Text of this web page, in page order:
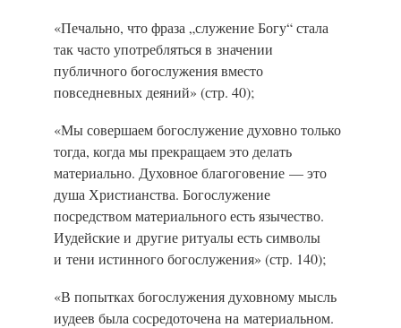
«Печально, что фраза „служение Богу“ стала
так часто употребляться в значении
публичного богослужения вместо
повседневных деяний» (стр. 40);
«Мы совершаем богослужение духовно только
тогда, когда мы прекращаем это делать
материально. Духовное благоговение — это
душа Христианства. Богослужение
посредством материального есть язычество.
Иудейские и другие ритуалы есть символы
и тени истинного богослужения» (стр. 140);
«В попытках богослужения духовному мысль
иудеев была сосредоточена на материальном.